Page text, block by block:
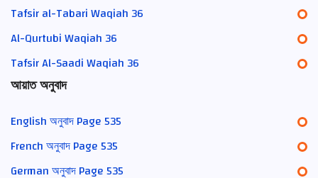
Tafsir al-Tabari Waqiah 36
Al-Qurtubi Waqiah 36
Tafsir Al-Saadi Waqiah 36
আয়াত অনুবাদ
English অনুবাদ Page 535
French অনুবাদ Page 535
German অনুবাদ Page 535